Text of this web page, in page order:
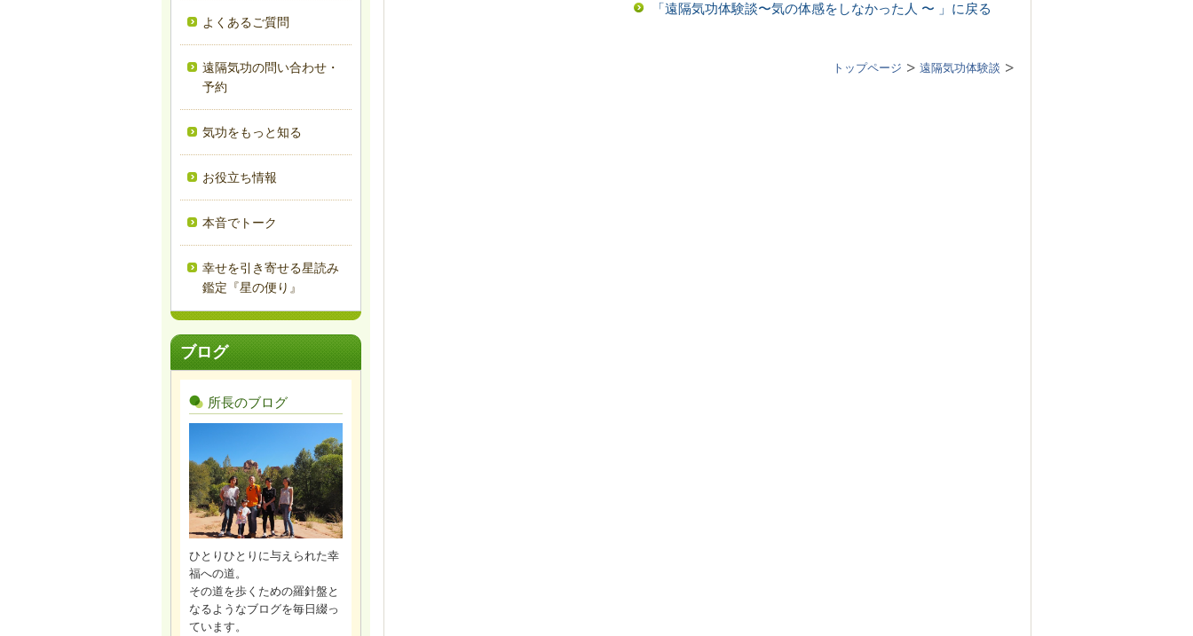
「遠隔気功体験談〜気の体感をしなかった人 〜 」 に戻る
トップページ 遠隔気功体験談
よくあるご質問
遠隔気功の問い合わせ・
予約
気功をもっと知る
お役立ち情報
本音でトーク
幸せを引き寄せる星読み
鑑定『星の便り』
ブログ
所長のブログ
ひとりひとりに与えられた幸
福への道。
その道を歩くための羅針盤と
なるようなブログを毎日綴っ
ています。